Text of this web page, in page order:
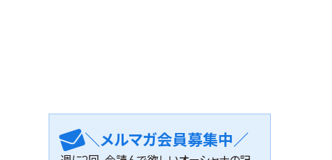
＼メルマガ会員募集中／